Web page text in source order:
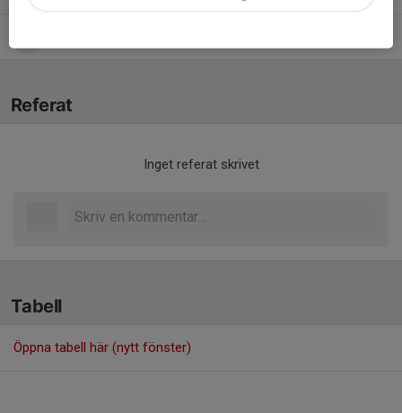
Referat
Inget referat skrivet
Tabell
Öppna tabell här (nytt fönster)